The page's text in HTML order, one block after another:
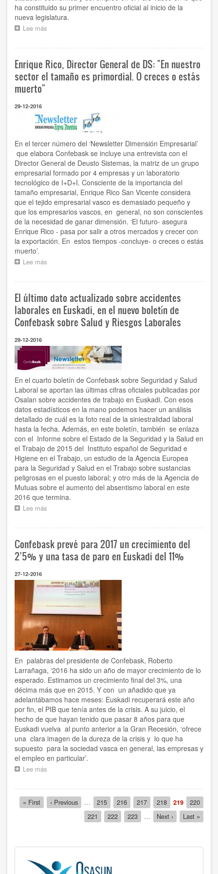
ha constituido su primer encuentro oficial al inicio de la
nueva legislatura.
Lee más
con
las
Consejeras
Políticas
sociales
Trabajo
y
Justicia
del
recién
estrenado
Gobierno
Vasco
Enrique Rico, Director General de DS: "En nuestro
sector el tamaño es primordial. O creces o estás
muerto"
29-12-2016
En el tercer número del ‘Newsletter Dimensión Empresarial’
que elabora Confebask se incluye una entrevista con el
Director General de Deusto Sistemas, la matriz de un grupo
empresarial formado por 4 empresas y un laboratorio
tecnológico de I+D+I. Consciente de la importancia del
tamaño empresarial, Enrique Rico San Vicente considera
que el tejido empresarial vasco es demasiado pequeño y
que los empresarios vascos, en general, no son conscientes
de la necesidad de ganar dimensión. ‘El futuro- asegura
Enrique Rico - pasa por salir a otros mercados y crecer con
la exportación. En estos tiempos -concluye- o creces o estás
muerto’.
Lee más
General
DS:
"En
el
tamaño
es
primordial.
O
creces
o
estás
muerto"
El último dato actualizado sobre accidentes
laborales en Euskadi, en el nuevo boletín de
Confebask sobre Salud y Riesgos Laborales
29-12-2016
En el cuarto boletín de Confebask sobre Seguridad y Salud
Laboral se aportan las últimas cifras oficiales publicadas por
Osalan sobre accidentes de trabajo en Euskadi. Con esos
datos estadísticos en la mano podemos hacer un análisis
detallado de cuál es la foto real de la siniestralidad laboral
hasta la fecha. Además, en este boletín, también se enlaza
con el Informe sobre el Estado de la Seguridad y la Salud en
el Trabajo de 2015 del Instituto español de Seguridad e
Higiene en el Trabajo, un estudio de la Agencia Europea
para la Seguridad y Salud en el Trabajo sobre sustancias
peligrosas en el puesto laboral; y otro más de la Agencia de
Mutuas sobre el aumento del absentismo laboral en este
2016 que termina.
Lee más
actualizado
sobre
accidentes
en
Euskadi,
el
nuevo
boletín
de
Confebask
sobre
Salud
y
Riesgos
Laborales
Confebask prevé para 2017 un crecimiento del
2’5% y una tasa de paro en Euskadi del 11%
27-12-2016
En palabras del presidente de Confebask, Roberto
Larrañaga, ‘2016 ha sido un año de mayor crecimiento de lo
esperado. Estimamos un crecimiento final del 3%, una
décima más que en 2015. Y con un añadido que ya
adelantábamos hace meses: Euskadi recuperará este año
por fin, el PIB que tenía antes de la crisis. A su juicio, el
hecho de que hayan tenido que pasar 8 años para que
Euskadi vuelva al punto anterior a la Gran Recesión, ‘ofrece
una clara imagen de la dureza de la crisis y lo que ha
supuesto para la sociedad vasca en general, las empresas y
el empleo en particular’.
Lee más
para
2017
y
tasa
Paginación
Primera
página
« First
Página
anterior
‹ Previous … Página
215 Página
216 Página
217 Página
218
Página
actual
219 Página
220
Página
221 Página
222 Página
223 …
Siguiente
página
Next ›
Última
página
Last »